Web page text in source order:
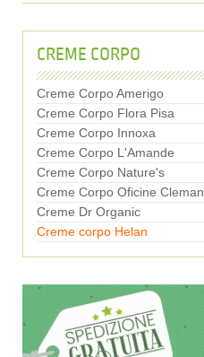
CREME CORPO
Creme Corpo Amerigo
Creme Corpo Flora Pisa
Creme Corpo Innoxa
Creme Corpo L'Amande
Creme Corpo Nature's
Creme Corpo Oficine Cleman
Creme Dr Organic
Creme corpo Helan